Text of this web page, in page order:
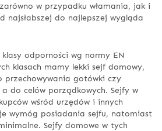
w przypadku włamania, jak i
najsłabszej do najlepszej wygląda
klasy odporności wg normy EN
klasach mamy lekki sejf domowy,
przechowywania gotówki czy
do celów porządkowych. Sejfy w
wśród urzędów i innych
wymóg posiadania sejfu, natomiast
Sejfy domowe w tych